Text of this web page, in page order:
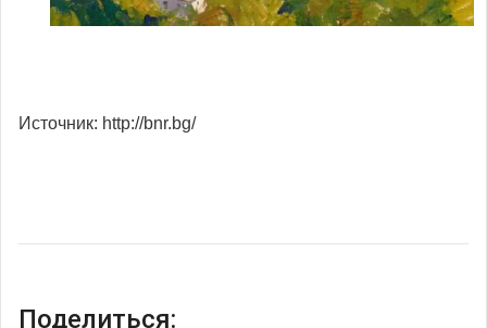
Источник: http://bnr.bg/
Поделиться: